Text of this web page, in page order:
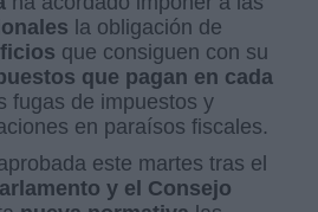
la obligación de
que consiguen con su
que pagan en cada
fugas de impuestos y
en paraísos fiscales.
este martes tras el
y el Consejo